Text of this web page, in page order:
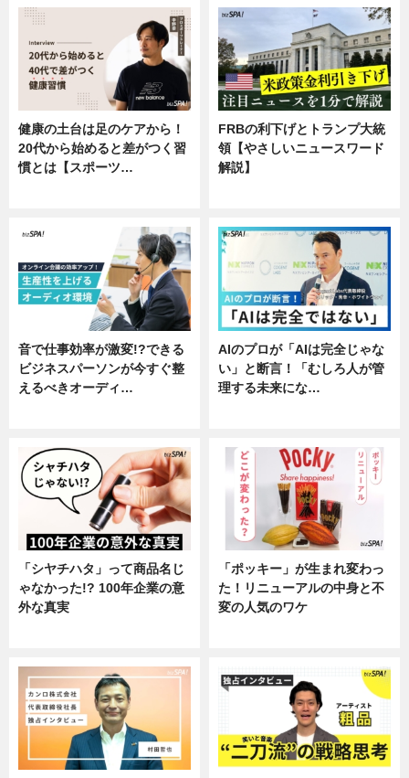
健康の土台は足のケアから！
20代から始めると差がつく習
慣とは【スポーツ…
FRBの利下げとトランプ大統
領【やさしいニュースワード
解説】
音で仕事効率が激変!?できる
ビジネスパーソンが今すぐ整
えるべきオーディ…
AIのプロが「AIは完全じゃな
い」と断言！「むしろ人が管
理する未来にな…
「シヤチハタ」って商品名じ
ゃなかった!? 100年企業の意
外な真実
「ポッキー」が生まれ変わっ
た！リニューアルの中身と不
変の人気のワケ